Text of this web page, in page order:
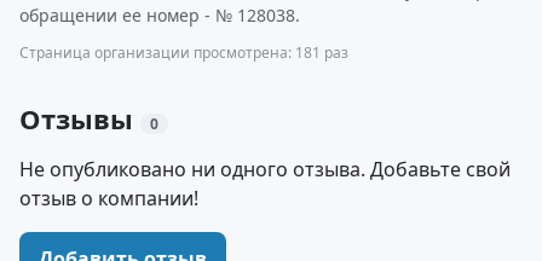
обращении ее номер - № 128038.
Страница организации просмотрена: 181 раз
Отзывы 0
Не опубликовано ни одного отзыва. Добавьте свой
отзыв о компании!